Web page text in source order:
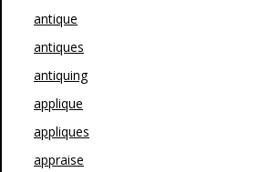
antique
antiques
antiquing
applique
appliques
appraise